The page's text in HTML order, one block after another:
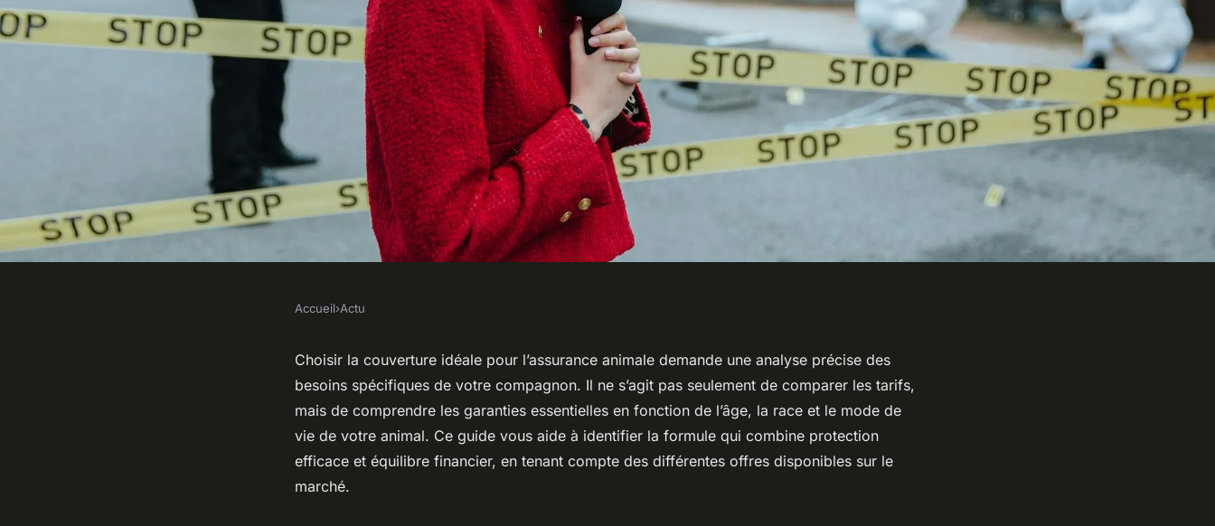
Choisir la couverture idéale pour
l'assurance animale
Accueil›Actu
Choisir la couverture idéale pour l’assurance animale demande une analyse précise des
besoins spécifiques de votre compagnon. Il ne s’agit pas seulement de comparer les tarifs,
mais de comprendre les garanties essentielles en fonction de l’âge, la race et le mode de
vie de votre animal. Ce guide vous aide à identifier la formule qui combine protection
efficace et équilibre financier, en tenant compte des différentes offres disponibles sur le
marché.